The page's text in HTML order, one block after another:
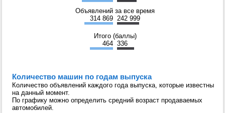
Объявлений за все время
314 869 242 999
Итого (баллы)
464 336
Количество машин по годам выпуска
Количество объявлений каждого года выпуска, которые известны
на данный момент.
По графику можно определить средний возраст продаваемых
автомобилей.